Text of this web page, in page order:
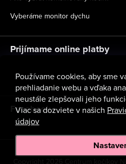
Používame cookies, aby sme
prehliadanie webu a vďaka
neustále zlepšovali jeho
Viac sa dozviete v našich
údajov
Vyberáme monitor dychu
Prijímame online platby
Facebook